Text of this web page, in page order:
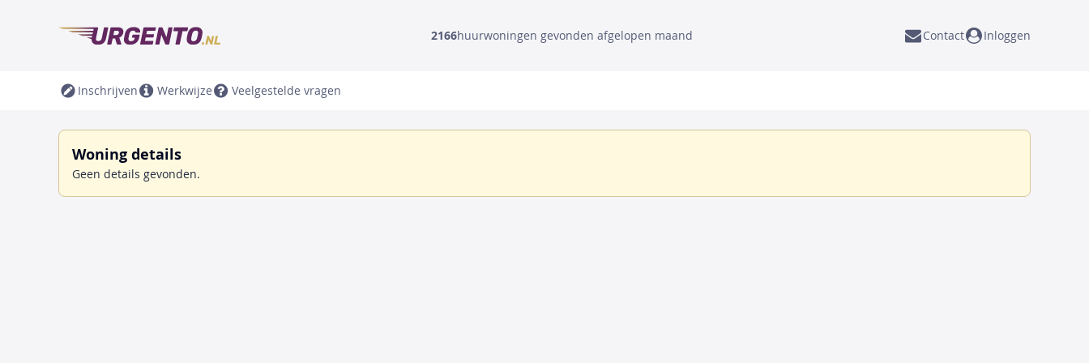
2166huurwoningen gevonden afgelopen maand Contact Inloggen
Inschrijven Werkwijze Veelgestelde vragen
Woning details
Geen details gevonden.